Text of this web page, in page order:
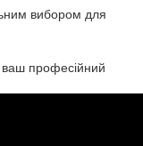
вибором для
професійний